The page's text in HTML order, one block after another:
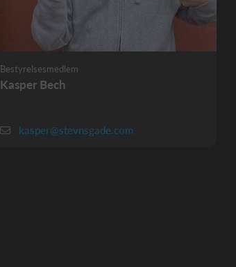
Bestyrelsesmedlem
Kasper Bech
kasper@stevnsgade.com